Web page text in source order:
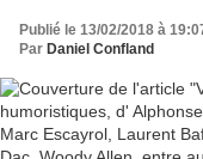
Laurent Baffie,
Pierre Dac,
Publié le 13/02/2018 à
Par Daniel Confland